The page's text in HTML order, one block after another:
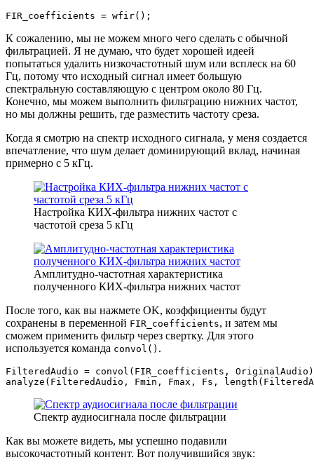
FIR_coefficients = wfir( ) ;
К сожалению, мы не можем много чего сделать с обычной
фильтрацией. Я не думаю, что будет хорошей идеей
попытаться удалить низкочастотный шум или всплеск на 60
Гц, потому что исходный сигнал имеет большую
спектральную составляющую с центром около 80 Гц.
Конечно, мы можем выполнить фильтрацию нижних частот,
но мы должны решить, где разместить частоту среза.
Когда я смотрю на спектр исходного сигнала, у меня создается
впечатление, что шум делает доминирующий вклад, начиная
примерно с 5 кГц.
Настройка КИХ-фильтра нижних частот с
частотой среза 5 кГц
Амплитудно-частотная характеристика
полученного КИХ-фильтра нижних частот
После того, как вы нажмете OK, коэффициенты будут
сохранены в переменной FIR_coefficients, и затем мы
сможем применить фильтр через свертку. Для этого
используется команда convol() .
FilteredAudio = convol ( FIR_coefficients , OriginalAudio )
analyze ( FilteredAudio , Fmin , Fmax , Fs , length (
Спектр аудиосигнала после фильтрации
Как вы можете видеть, мы успешно подавили
высокочастотный контент. Вот получившийся звук: